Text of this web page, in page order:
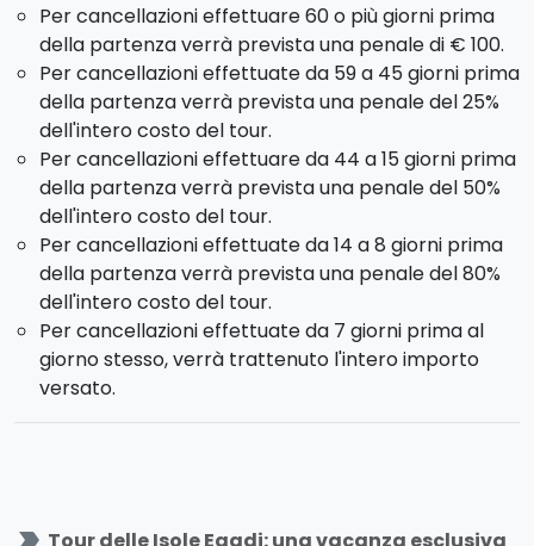
Per cancellazioni effettuare 60 o più giorni prima
della partenza verrà prevista una penale di € 100.
Per cancellazioni effettuate da 59 a 45 giorni prima
della partenza verrà prevista una penale del 25%
dell'intero costo del tour.
Per cancellazioni effettuare da 44 a 15 giorni prima
della partenza verrà prevista una penale del 50%
dell'intero costo del tour.
Per cancellazioni effettuate da 14 a 8 giorni prima
della partenza verrà prevista una penale del 80%
dell'intero costo del tour.
Per cancellazioni effettuate da 7 giorni prima al
giorno stesso, verrà trattenuto l'intero importo
versato.
label_important